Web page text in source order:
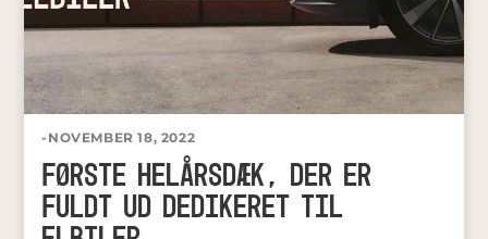
- NOVEMBER 18, 2022
FØRSTE HELÅRSDÆK, DER ER
FULDT UD DEDIKERET TIL